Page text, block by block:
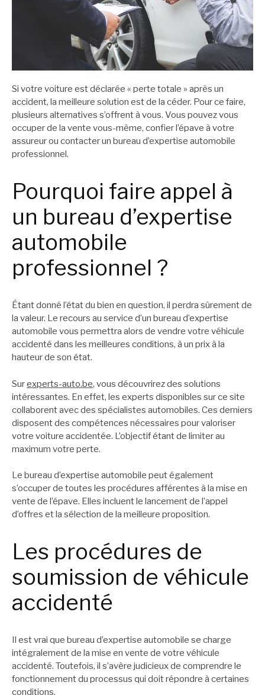
Si votre voiture est déclarée « perte totale » après un
accident, la meilleure solution est de la céder. Pour ce faire,
plusieurs alternatives s’offrent à vous. Vous pouvez vous
occuper de la vente vous-même, confier l’épave à votre
assureur ou contacter un bureau d’expertise automobile
professionnel.
Pourquoi faire appel à
un bureau d’expertise
automobile
professionnel ?
Étant donné l’état du bien en question, il perdra sûrement de
la valeur. Le recours au service d’un bureau d’expertise
automobile vous permettra alors de vendre votre véhicule
accidenté dans les meilleures conditions, à un prix à la
hauteur de son état.
Surexperts-auto.be, vous découvrirez des solutions
intéressantes. En effet, les experts disponibles sur ce site
collaborent avec des spécialistes automobiles. Ces derniers
disposent des compétences nécessaires pour valoriser
votre voiture accidentée. L’objectif étant de limiter au
maximum votre perte.
Le bureau d’expertise automobile peut également
s’occuper de toutes les procédures afférentes à la mise en
vente de l’épave. Elles incluent le lancement de l’appel
d’offres et la sélection de la meilleure proposition.
Les procédures de
soumission de véhicule
accidenté
Il est vrai que bureau d’expertise automobile se charge
intégralement de la mise en vente de votre véhicule
accidenté. Toutefois, il s’avère judicieux de comprendre le
fonctionnement du processus qui doit répondre à certaines
conditions.